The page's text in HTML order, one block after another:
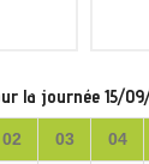
la journée 15/
02 03 04